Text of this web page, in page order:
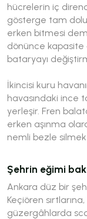
hücrelerin iç
gösterge tam
erken bitmesi
dönünce kapasite
bataryayı
İkincisi kuru
havasındaki ince
yerleşir. Fren
erken aşınma
nemli bezle silmek
Şehrin eğimi
Ankara düz bir
Keçiören
güzergâhlarda